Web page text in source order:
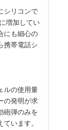
シリコンで
増加してい
にも細心の
携帯電話シ
ルの使用量
の発明が求
砲弾のみを
います。